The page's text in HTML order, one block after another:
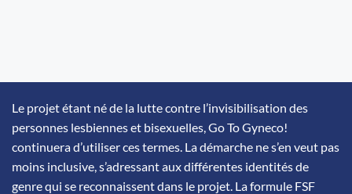
Le projet étant né de la lutte contre l’invisibilisation des
personnes lesbiennes et bisexuelles, Go To Gyneco!
continuera d’utiliser ces termes. La démarche ne s’en veut pas
moins inclusive, s’adressant aux différentes identités de
genre qui se reconnaissent dans le projet. La formule FSF